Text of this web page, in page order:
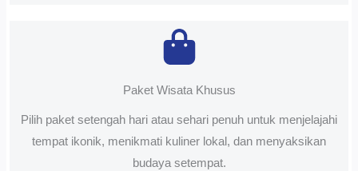
Paket Wisata Khusus
Pilih paket setengah hari atau sehari penuh untuk menjelajahi
tempat ikonik, menikmati kuliner lokal, dan menyaksikan
budaya setempat.